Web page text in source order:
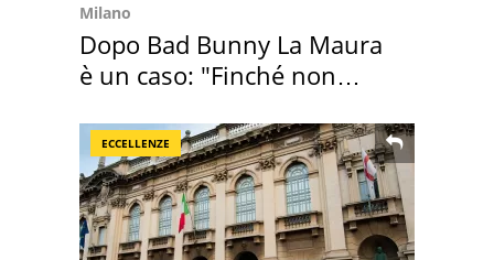
Milano
Dopo Bad Bunny La Maura
è un caso: "Finché non
ECCELLENZE